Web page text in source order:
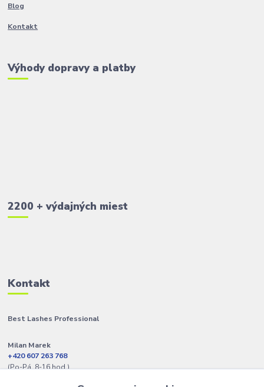
Blog
Kontakt
Výhody dopravy a platby
2200 + výdajných miest
Kontakt
Best Lashes Professional
Milan Marek
+420 607 263 768
(Po-Pá, 8-16 hod.)